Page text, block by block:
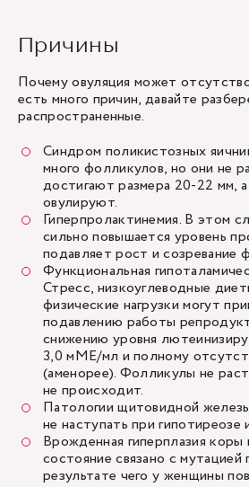
Причины
Почему овуляция может
есть много причин, давайте
распространенные.
Синдром поликистозных
много фолликулов, но они не
достигают размера 20-22 мм, а
овулируют.
Гиперпролактинемия. В этом
сильно повышается уровень
подавляет рост и созревание
Функциональная
Стресс, низкоуглеводные
физические нагрузки могут
подавлению работы
снижению уровня
3,0 мМЕ/мл и полному
(аменорее). Фолликулы не
не происходит.
Патологии щитовидной
не наступать при гипотиреозе
Врожденная гиперплазия
состояние связано с мутацией
результате чего у женщины